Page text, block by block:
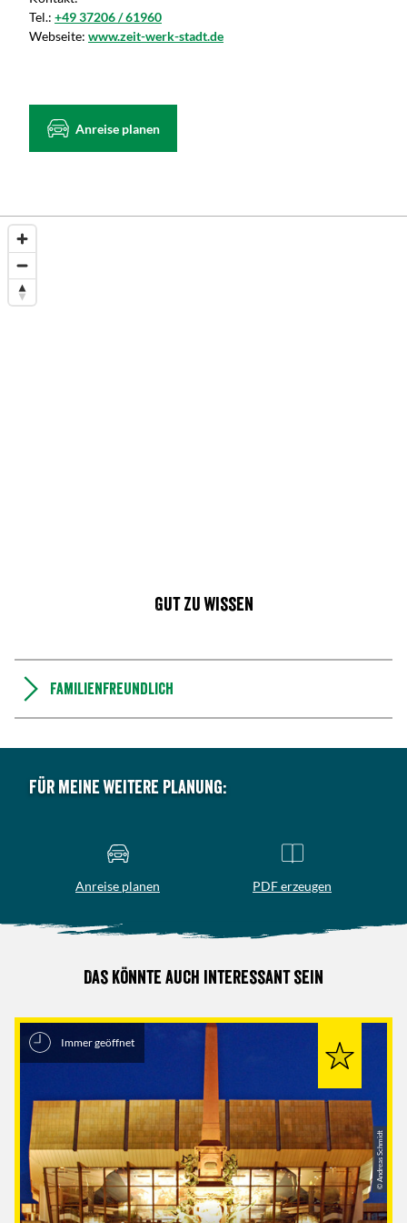
Tel.: +49 37206 / 61960
Webseite: www.zeit-werk-stadt.de
Anreise planen
Gut zu wissen
Familienfreundlich
Für meine weitere Planung:
Anreise planen PDF erzeugen
Das könnte auch interessant sein
Immer geöffnet
© Andreas Schmidt